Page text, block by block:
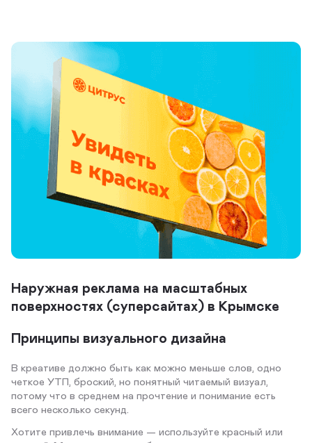
Наружная реклама на масштабных
поверхностях (суперсайтах) в Крымске
Принципы визуального дизайна
В креативе должно быть как можно меньше слов, одно
четкое УТП, броский, но понятный читаемый визуал,
потому что в среднем на прочтение и понимание есть
всего несколько секунд.
Хотите привлечь внимание — используйте красный или